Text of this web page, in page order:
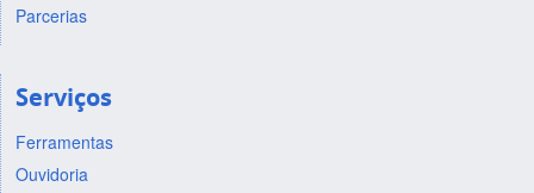
Parcerias
Serviços
Ferramentas
Ouvidoria